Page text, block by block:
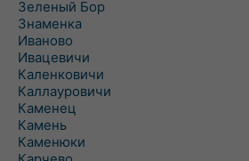
Зеленый Бор
Знаменка
Иваново
Ивацевичи
Каленковичи
Каллауровичи
Каменец
Камень
Каменюки